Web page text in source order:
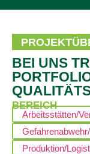
BEI UNS
BEREICH
Arbeitsstätten/
Produktion/